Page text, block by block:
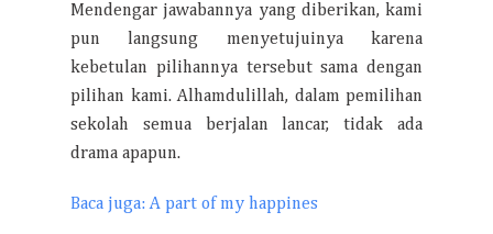
Mendengar jawabannya yang diberikan, kami
pun langsung menyetujuinya karena
kebetulan pilihannya tersebut sama dengan
pilihan kami. Alhamdulillah, dalam pemilihan
sekolah semua berjalan lancar, tidak ada
drama apapun.
Baca juga: A part of my happines